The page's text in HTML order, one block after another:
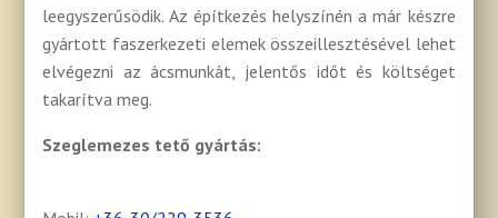
leegyszerűsödik. Az építkezés helyszínén a már készre
gyártott faszerkezeti elemek összeillesztésével lehet
elvégezni az ácsmunkát, jelentős időt és költséget
takarítva meg.
Szeglemezes tető gyártás: